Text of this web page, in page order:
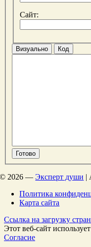
Сайт:
Визуально Код
Готово
© 2026 —Эксперт души |
Политика
Карта сайта
Ссылка на загрузку
Этот веб-сайт
Согласие